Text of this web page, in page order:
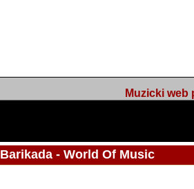
Muzicki web
Barikada - World Of Music